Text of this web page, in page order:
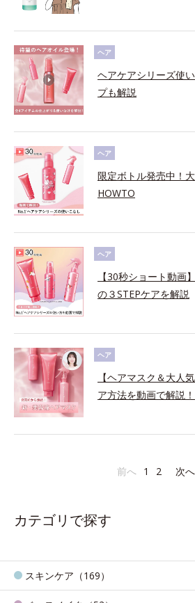
ヘア
ヘアケアシリーズ使
プも解説
ヘア
限定ボトル発売中！
HOWTO
ヘア
【30秒ショート動画
の３STEPケアを解説
ヘア
【ヘアマスク＆大人
ア方法を動画で解説！
前へ 1 2 次へ
カテゴリで探す
スキンケア（169）